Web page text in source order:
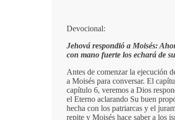
Devocional:
Jehová respondió a Moisés:
con mano fuerte los echará de
Antes de comenzar la ejecución
a Moisés para conversar. El
capítulo 6, veremos a Dios
el Eterno aclarando Su buen
hecha con los patriarcas y el
repite y Moisés hace saber a los